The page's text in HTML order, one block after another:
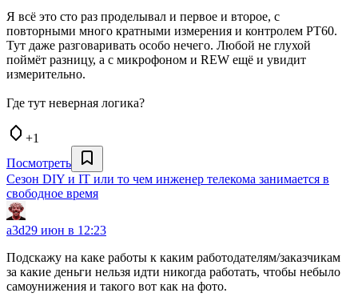
Я всё это сто раз проделывал и первое и второе, с
повторными много кратными измерения и контролем РТ60.
Тут даже разговаривать особо нечего. Любой не глухой
поймёт разницу, а с микрофоном и REW ещё и увидит
измерительно.
Где тут неверная логика?
+1
Посмотреть
Сезон DIY и IT или то чем инженер телекома занимается в
свободное время
a3d29 июн в 12:23
Подскажу на каке работы к каким работодателям/заказчикам
за какие деньги нельзя идти никогда работать, чтобы небыло
самоунижения и такого вот как на фото.